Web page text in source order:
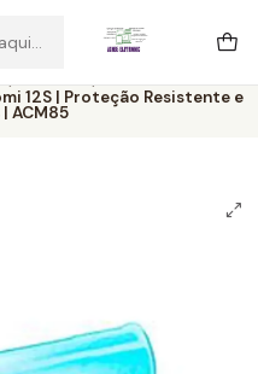
Películas
12S | Proteção Resistente e
ACM85